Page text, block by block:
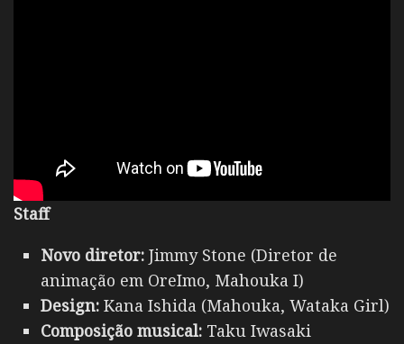
Staff
Novo diretor: Jimmy Stone (Diretor de
animação em OreImo, Mahouka I)
Design: Kana Ishida (Mahouka, Wataka Girl)
Composição musical: Taku Iwasaki